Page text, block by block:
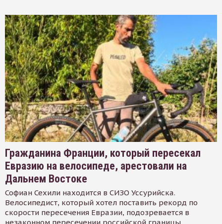
Гражданина Франции, который пересекал
Евразию на велосипеде, арестовали на
Дальнем Востоке
Софиан Сехили находится в СИЗО Уссурийска.
Велосипедист, который хотел поставить рекорд по
скорости пересечения Евразии, подозревается в